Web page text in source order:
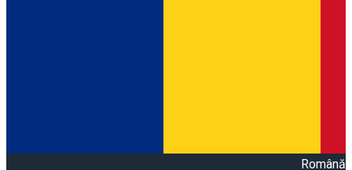
Română